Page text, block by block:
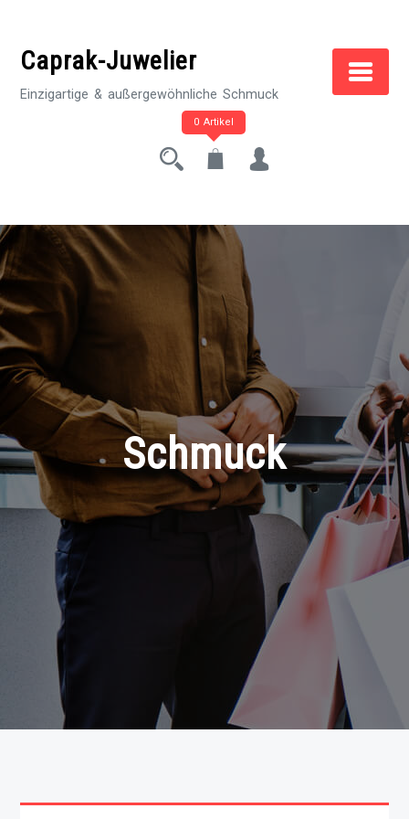
springenCaprak-Juwelier
Einzigartige & außergewöhnliche Schmuck
0 Artikel
Schmuck